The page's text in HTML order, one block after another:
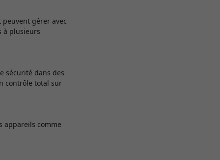
peuvent gérer avec
à plusieurs
sécurité dans des
contrôle total sur
appareils comme